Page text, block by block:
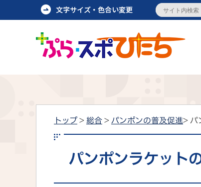
トップ > 総合 > パンポンの普及促進> パ
パンポンラケット